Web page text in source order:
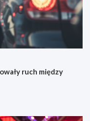
ruch między